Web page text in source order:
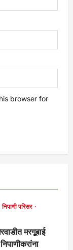
browser for
निपाणी परिसर
मरगूबाई